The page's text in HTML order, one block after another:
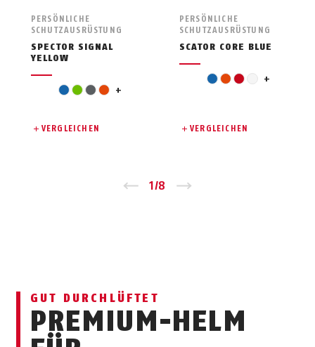
PERSÖNLICHE
SCHUTZAUSRÜSTUNG
SPECTOR SIGNAL
YELLOW
blaugrüngrauorange
pink +
VERGLEICHEN
PERSÖNLICHE
SCHUTZAUSRÜSTUNG
SCATOR CORE BLUE
blauorange
rotweiß
gelb +
VERGLEICHEN
Zurück
1/8
GUT DURCHLÜFTET
PREMIUM-HELM